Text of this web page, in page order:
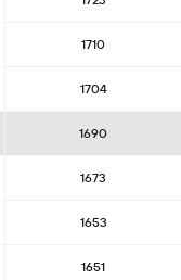
1710
1704
1690
1673
1653
1651